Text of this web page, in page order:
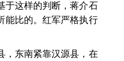
于这样的判断，蒋介石
能比的。红军严格执行
，东南紧靠汉源县，在